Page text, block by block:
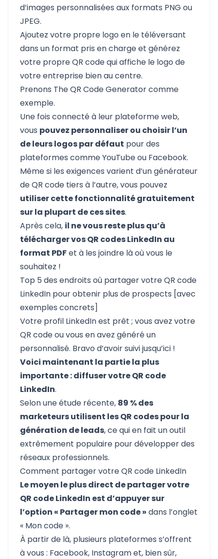
d’images personnalisées aux formats PNG ou
JPEG.
Ajoutez votre propre logo en le téléversant
dans un format pris en charge et générez
votre propre QR code qui affiche le logo de
votre entreprise bien au centre.
Prenons The QR Code Generatorcomme
exemple.
Une fois connecté à leur plateforme web,
vous pouvez personnaliser ou choisir l’un
de leurs logos par défaut pour des
plateformes comme YouTube ou Facebook.
Même si les exigences varient d’un générateur
de QR code tiers à l’autre, vous pouvez
utiliser cette fonctionnalité gratuitement
sur la plupart de ces sites.
Après cela, il ne vous reste plus qu’à
télécharger vos QR codes LinkedIn au
format PDFet à les joindre là où vous le
souhaitez !
Top 5 des endroits où partager votre QR code
LinkedIn pour obtenir plus de prospects [avec
exemples concrets]
Votre profil LinkedIn est prêt ; vous avez votre
QR code ou vous en avez généré un
personnalisé. Bravo d’avoir suivi jusqu’ici !
Voici maintenant la partie la plus
importante : diffuser votre QR code
LinkedIn.
Selon une étude récente, 89 % des
marketeurs utilisent les QR codes pour la
génération de leads, ce qui en fait un outil
extrêmement populaire pour développer des
réseaux professionnels.
Comment partager votre QR code LinkedIn
Le moyen le plus direct de partager votre
QR code LinkedIn est d’appuyer sur
l’option « Partager mon code » dans l’onglet
« Mon code ».
À partir de là, plusieurs plateformes s’offrent
à vous : Facebook, Instagram et, bien sûr,